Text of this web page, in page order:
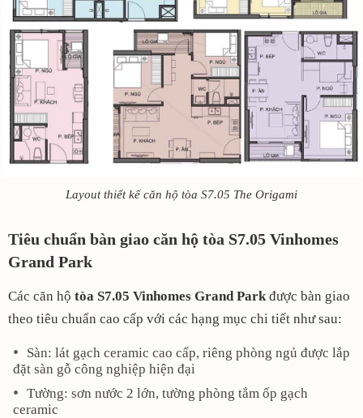
Layout thiết kế căn hộ tòa S7.05 The Origami
Tiêu chuẩn bàn giao căn hộ tòa S7.05 Vinhomes
Grand Park
Các căn hộ tòa S7.05 Vinhomes Grand Park được bàn giao
theo tiêu chuẩn cao cấp với các hạng mục chi tiết như sau:
Sàn: lát gạch ceramic cao cấp, riêng phòng ngủ được lắp
đặt sàn gỗ công nghiệp hiện đại
Tường: sơn nước 2 lớn, tường phòng tắm ốp gạch
ceramic